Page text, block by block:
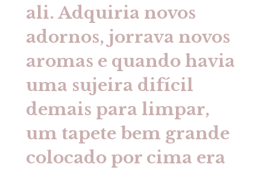
ali. Adquiria novos
adornos, jorrava novos
aromas e quando havia
uma sujeira difícil
demais para limpar,
um tapete bem grande
colocado por cima era